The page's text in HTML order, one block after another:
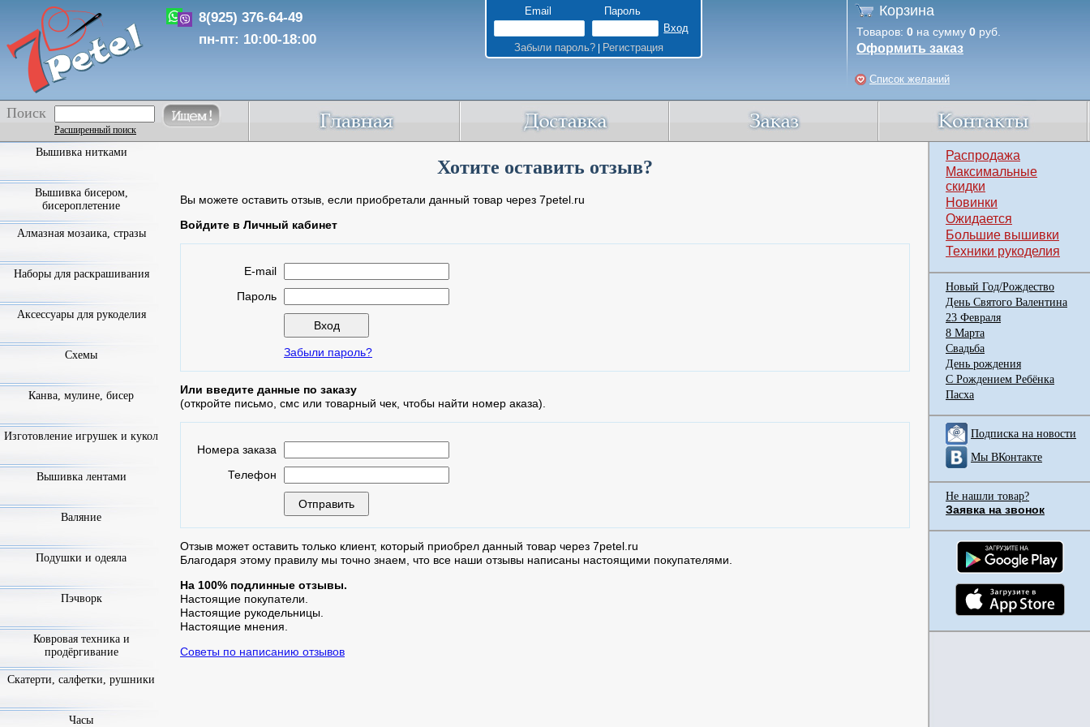
8(925) 376-64-49
пн-пт: 10:00-18:00
Email Пароль
Забыли пароль?| Регистрация
Корзина
Товаров: 0 на сумму 0 руб.
Оформить заказ
Список желаний
Поиск
Расширенный поиск
Хотите оставить отзыв?
Вы можете оставить отзыв, если приобретали данный товар через 7petel.ru
Войдите в Личный кабинет
E-mail
Пароль
Забыли пароль?
Или введите данные по заказу
(откройте письмо, смс или товарный чек, чтобы найти номер аказа).
Номера заказа
Телефон
Отзыв может оставить только клиент, который приобрел данный товар через 7petel.ru
Благодаря этому правилу мы точно знаем, что все наши отзывы написаны настоящими покупателями.
На 100% подлинные отзывы.
Настоящие покупатели.
Настоящие рукодельницы.
Настоящие мнения.
Советы по написанию отзывов
Вышивка нитками
Вышивка бисером,
бисероплетение
Алмазная мозаика, стразы
Наборы для раскрашивания
Аксессуары для рукоделия
Схемы
Канва, мулине, бисер
Изготовление игрушек и кукол
Вышивка лентами
Валяние
Подушки и одеяла
Пэчворк
Ковровая техника и
продёргивание
Скатерти, салфетки, рушники
Часы
Распродажа
Максимальные
скидки
Новинки
Ожидается
Большие вышивки
Техники рукоделия
Новый Год/Рождество
День Святого Валентина
23 Февраля
8 Марта
Свадьба
День рождения
С Рождением Ребёнка
Пасха
Подписка на новости
Мы ВКонтакте
Не нашли товар?
Заявка на звонок